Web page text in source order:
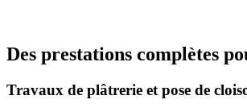
Des prestations complètes
Travaux de plâtrerie et pose de